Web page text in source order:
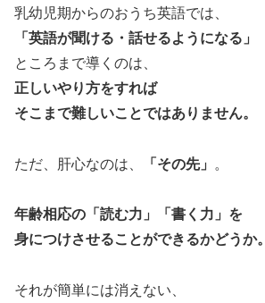
乳幼児期からのおうち英語では、
「英語が聞ける・話せるようになる」
ところまで導くのは、
正しいやり方をすれば
そこまで難しいことではありません。
ただ、肝心なのは、 「その先」 。
年齢相応の「読む力」「書く力」を
身につけさせることができるかどうか。
それが簡単には消えない、